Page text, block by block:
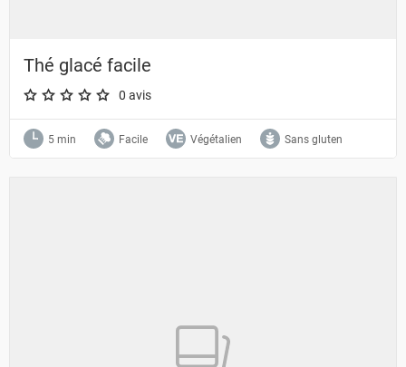
Thé glacé facile
A star rating of 0 out of 5.
0 avis
5 min Facile Végétalien Sans gluten